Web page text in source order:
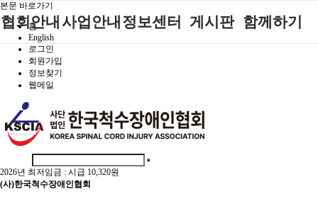
본문 바로가기
홈
English
로그인
회원가입
정보찾기
웹메일
2026년 최저임금 : 시급 10,320원
(사)한국척수장애인협회
협회안내
인사말
연혁
조직도
척수장애란?
정관
찾아오시는길
사업안내
단체지원사업
척수장애인재
척수장애인직
업재활
문화예술위원
정보센터
함께하는 여
행
게시판
솔루션위원회
상담실
함께하기